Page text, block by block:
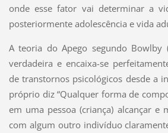
onde esse fator vai determinar a
posteriormente adolescência e vida
A teoria do Apego segundo Bowlby
verdadeira e encaixa-se
de transtornos psicológicos desde a
próprio diz “Qualquer forma de
em uma pessoa (criança) alcançar e
com algum outro indivíduo